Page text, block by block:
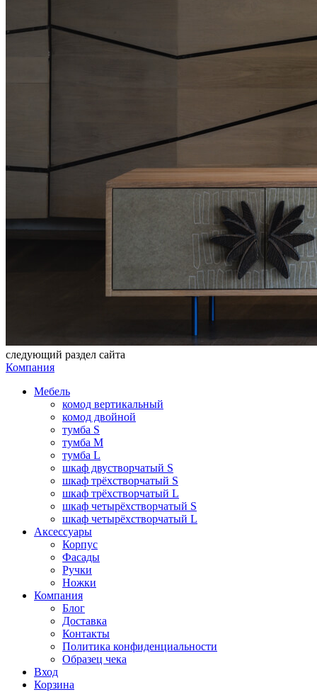
следующий раздел сайта
Компания
Мебель
комод вертикальный
комод двойной
тумба S
тумба M
тумба L
шкаф двустворчатый S
шкаф трёхстворчатый S
шкаф трёхстворчатый L
шкаф четырёхстворчатый S
шкаф четырёхстворчатый L
Аксессуары
Корпус
Фасады
Ручки
Ножки
Компания
Блог
Доставка
Контакты
Политика конфиденциальности
Образец чека
Вход
Корзина